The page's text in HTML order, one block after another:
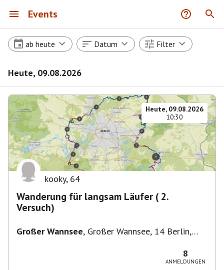
Events
ab heute Datum Filter
Heute, 09.08.2026
Heute, 09.08.2026
10:30
kooky, 64
Wanderung für langsam Läufer ( 2.
Versuch)
Großer Wannsee, Großer Wannsee, 14 Berlin,
8
ANMELDUNGEN